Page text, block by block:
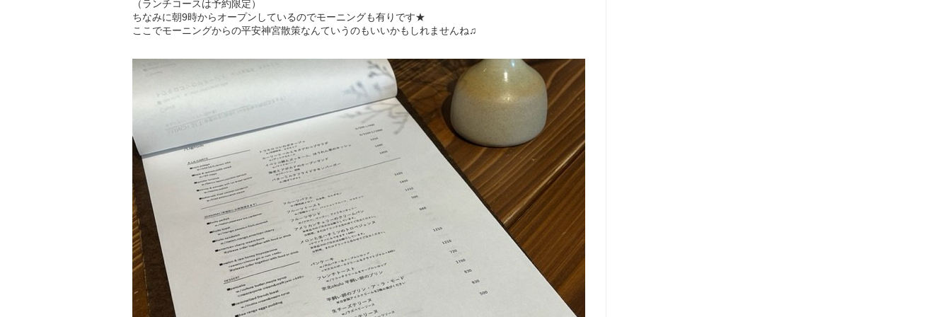
（ランチコースは予約限定）
ちなみに朝9時からオープンしているのでモーニングも有りです★
ここでモーニングからの平安神宮散策なんていうのもいいかもしれませんね♫